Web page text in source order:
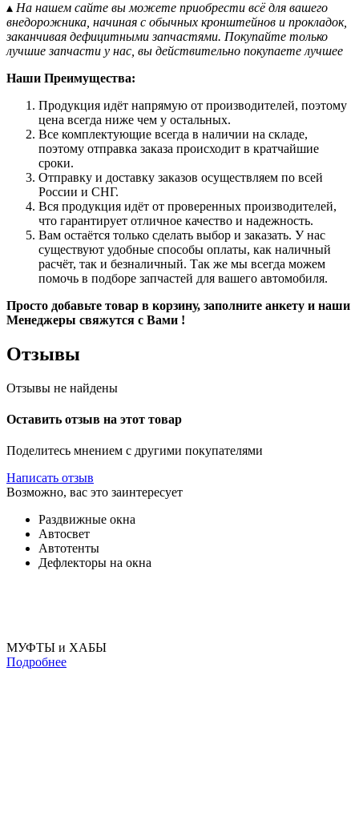
▴ На нашем сайте вы можете приобрести всё для вашего
внедорожника, начиная с обычных кронштейнов и прокладок,
заканчивая дефицитными запчастями. Покупайте только
лучшие запчасти у нас, вы действительно покупаете лучшее
Наши Преимущества:
Продукция идёт напрямую от производителей, поэтому
цена всегда ниже чем у остальных.
Все комплектующие всегда в наличии на складе,
поэтому отправка заказа происходит в кратчайшие
сроки.
Отправку и доставку заказов осуществляем по всей
России и СНГ.
Вся продукция идёт от проверенных производителей,
что гарантирует отличное качество и надежность.
Вам остаётся только сделать выбор и заказать. У нас
существуют удобные способы оплаты, как наличный
расчёт, так и безналичный. Так же мы всегда можем
помочь в подборе запчастей для вашего автомобиля.
Просто добавьте товар в корзину, заполните анкету и наши
Менеджеры свяжутся с Вами !
Отзывы
Отзывы не найдены
Оставить отзыв на этот товар
Поделитесь мнением с другими покупателями
Написать отзыв
Возможно, вас это заинтересует
Раздвижные окна
Автосвет
Автотенты
Дефлекторы на окна
МУФТЫ и ХАБЫ
Подробнее